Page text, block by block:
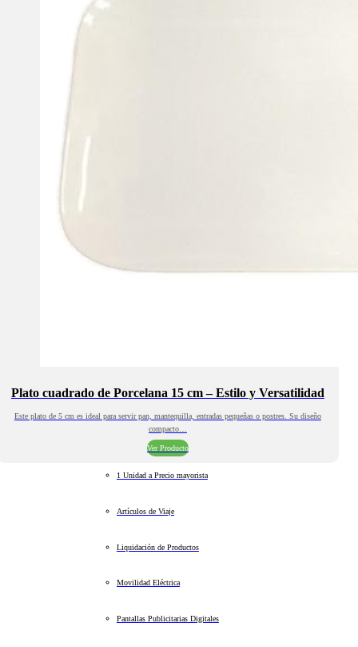
Plato cuadrado de Porcelana 15 cm – Estilo y Versatilidad
Este plato de 5 cm es ideal para servir pan, mantequilla, entradas pequeñas o postres. Su diseño
compacto…
Ver Producto
1 Unidad a Precio mayorista
Artículos de Viaje
Liquidación de Productos
Movilidad Eléctrica
Pantallas Publicitarias Digitales